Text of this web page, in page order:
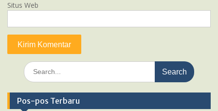
Situs Web
Search
for:
Pos-pos Terbaru